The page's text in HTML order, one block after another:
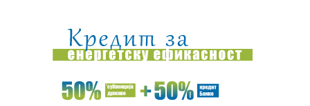
16:20:Srpkinjama evropska bronza: Emilija, Natalija i Marija
"upucale" ...
16:17:Povrijeđeni motociklista kod Brčkog van životne opasnosti